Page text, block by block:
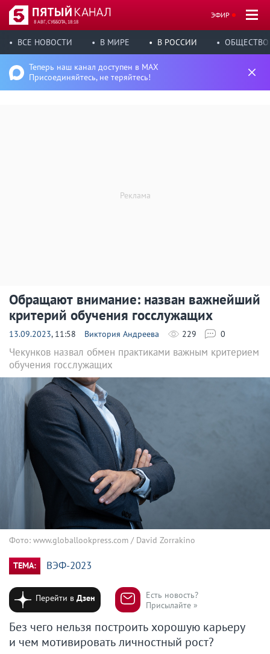
8 АВГ, СУББОТА, 18:18
ЭФИР
ВСЕ НОВОСТИ В МИРЕ В РОССИИ ОБЩЕСТВО
Теперь наш канал доступен в MAX
Присоединяйтесь, не теряйтесь!
Обращают внимание: назван важнейший
критерий обучения госслужащих
13.09.2023, 11:58 Виктория Андреева 229 0
Чекунков назвал обмен практиками важным критерием
обучения госслужащих
Фото: www.globallookpress.com / David Zorrakino
ТЕМА: ВЭФ-2023
Перейти вДзен
Есть новость?
Присылайте »
Без чего нельзя построить хорошую карьеру
и чем мотивировать личностный рост?